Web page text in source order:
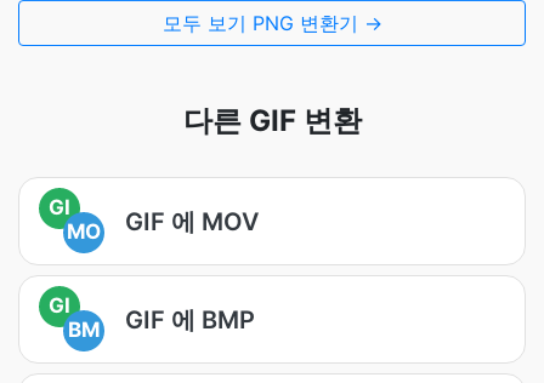
모두 보기 PNG 변환기 →
다른 GIF 변환
GI
MO
GIF 에 MOV
GI
BM
GIF 에 BMP